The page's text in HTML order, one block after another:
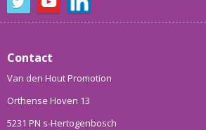
Contact
Van den Hout Promotion
Orthense Hoven 13
5231 PN s-Hertogenbosch